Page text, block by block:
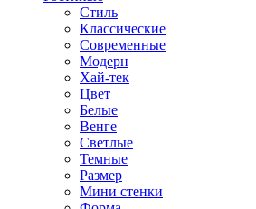
Стиль
Классические
Современные
Модерн
Хай-тек
Цвет
Белые
Венге
Светлые
Темные
Размер
Мини стенки